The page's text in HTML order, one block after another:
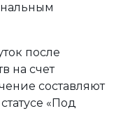
после
на счет
составляют
«Под